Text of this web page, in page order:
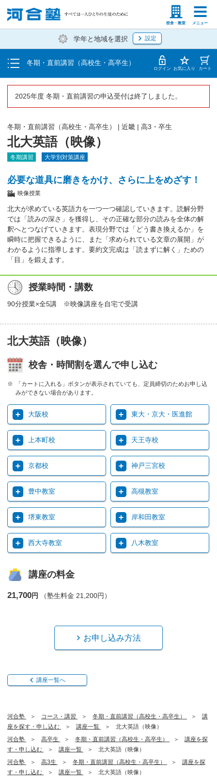
校舎・教室 メニュー
塾生の方 高等学校の先生
学年と地域を選択 設定
冬期・直前講習（高校生・高卒生）
受講料・お申し込み方法
受講開始までの流れ
校舎一覧 ログイン お気に入り カート
2025年度 冬期・直前講習の申込受付は終了しました。
北大英語（映像）
冬期・直前講習（高校生・高卒生） | 近畿 | 高3・卒生
冬期講習 大学別対策講座
必要な道具に磨きをかけ、さらに上をめざす！
映像授業
北大が求めている英語力を一つ一つ確認していきます。読解分野
では「読みの深さ」を獲得し、その正確な部分の読みを全体の解
釈へとつなげていきます。表現分野では「どう書き換えるか」を
瞬時に把握できるように、また「求められている文章の展開」が
わかるように指導します。要約文完成は「読まずに解く」ための
「目」を鍛えます。
授業時間・講数
90分授業×全5講 ※映像講座を自宅で受講
北大英語（映像）
校舎・時間割を選んで申し込む
「カートに入れる」ボタンが表示されていても、定員締切のためお申し込
みができない場合があります。
大阪校 東大・京大・医進館
上本町校 天王寺校
京都校 神戸三宮校
豊中教室 高槻教室
堺東教室 岸和田教室
西大寺教室 八木教室
講座の料金
21,700円 （塾生料金 21,200円）
お申し込み方法
講座一覧へ
河合塾 コース・講習 冬期・直前講習（高校生・高卒生）
講
座を探す・申し込む
講座一覧
北大英語（映像）
河合塾
高卒生 冬期・直前講習（高校生・高卒生）
講座を探
す・申し込む
講座一覧
北大英語（映像）
河合塾
高3生 冬期・直前講習（高校生・高卒生）
講座を探
す・申し込む
講座一覧
北大英語（映像）